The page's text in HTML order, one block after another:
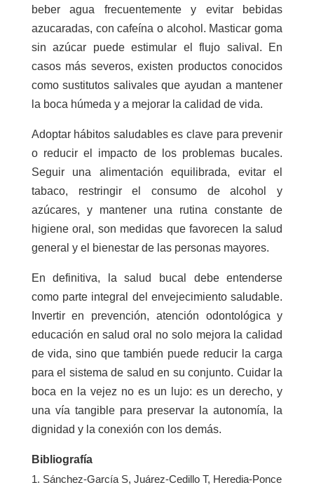
beber agua frecuentemente y evitar bebidas
azucaradas, con cafeína o alcohol. Masticar goma
sin azúcar puede estimular el flujo salival. En
casos más severos, existen productos conocidos
como sustitutos salivales que ayudan a mantener
la boca húmeda y a mejorar la calidad de vida.
Adoptar hábitos saludables es clave para prevenir
o reducir el impacto de los problemas bucales.
Seguir una alimentación equilibrada, evitar el
tabaco, restringir el consumo de alcohol y
azúcares, y mantener una rutina constante de
higiene oral, son medidas que favorecen la salud
general y el bienestar de las personas mayores.
En definitiva, la salud bucal debe entenderse
como parte integral del envejecimiento saludable.
Invertir en prevención, atención odontológica y
educación en salud oral no solo mejora la calidad
de vida, sino que también puede reducir la carga
para el sistema de salud en su conjunto. Cuidar la
boca en la vejez no es un lujo: es un derecho, y
una vía tangible para preservar la autonomía, la
dignidad y la conexión con los demás.
Bibliografía
Sánchez-García S, Juárez-Cedillo T, Heredia-Ponce